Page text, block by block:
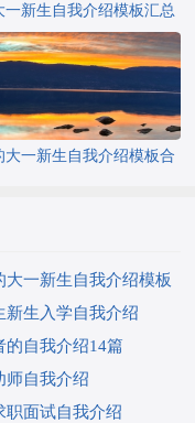
一新生自我介绍模板汇总
七篇
大一新生自我介绍模板合
大一新生自我介绍模板
新生入学自我介绍
的自我介绍14篇
师自我介绍
职面试自我介绍